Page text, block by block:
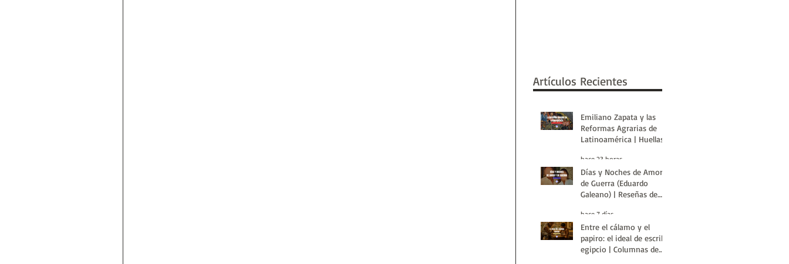
Artículos Recientes
Emiliano Zapata y las
Reformas Agrarias de
Latinoamérica | Huellas
hace 23 horas
Días y Noches de Amor y
de Guerra (Eduardo
Galeano) | Reseñas de
Historia
hace 7 días
Entre el cálamo y el
papiro: el ideal de escriba
egipcio | Columnas de